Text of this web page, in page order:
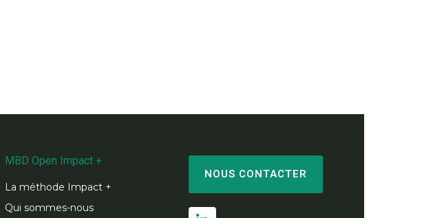
MBD Open Impact +
La méthode Impact +
Qui sommes-nous
NOUS CONTACTER